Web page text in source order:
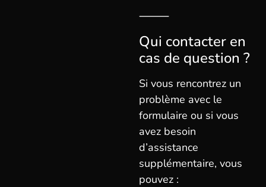
⸻
Qui contacter en
cas de question ?
Si vous rencontrez un
problème avec le
formulaire ou si vous
avez besoin
d’assistance
supplémentaire, vous
pouvez :